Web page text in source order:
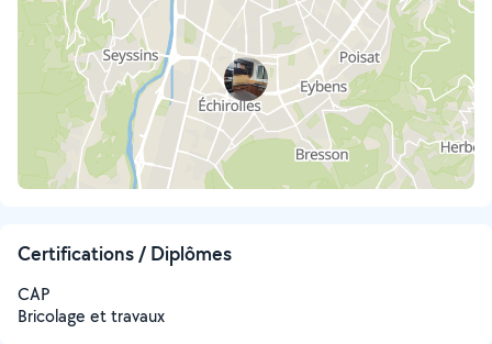
Certifications / Diplômes
CAP
Bricolage et travaux